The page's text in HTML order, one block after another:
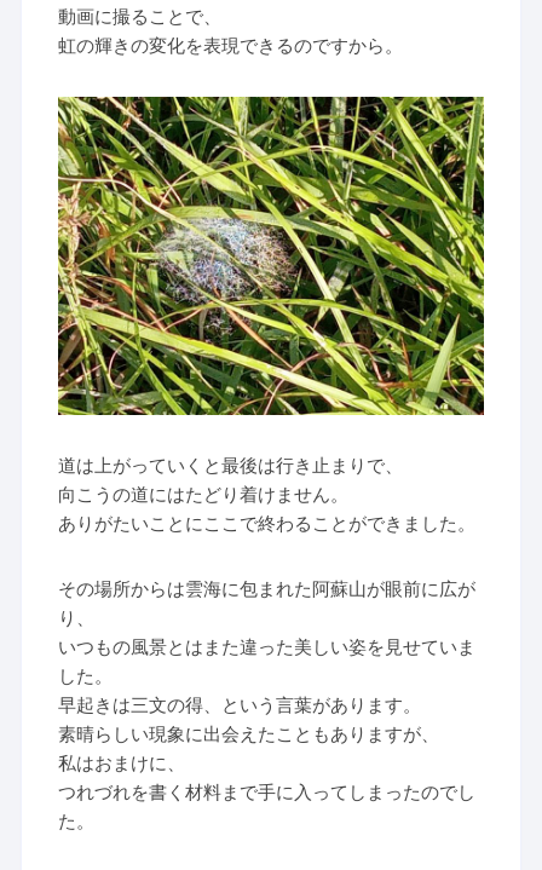
動画に撮ることで、
虹の輝きの変化を表現できるのですから。
道は上がっていくと最後は行き止まりで、
向こうの道にはたどり着けません。
ありがたいことにここで終わることができました。
その場所からは雲海に包まれた阿蘇山が眼前に広が
り、
いつもの風景とはまた違った美しい姿を見せていま
した。
早起きは三文の得、という言葉があります。
素晴らしい現象に出会えたこともありますが、
私はおまけに、
つれづれを書く材料まで手に入ってしまったのでし
た。